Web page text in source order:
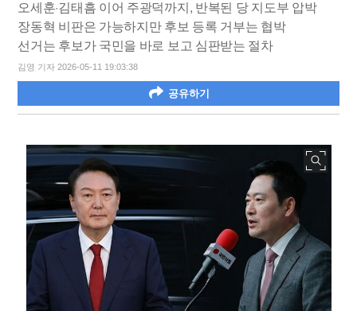
오세훈·김태흠 이어 주광덕까지, 반복된 당 지도부 압박
장동혁 비판은 가능하지만 후보 등록 거부는 협박
선거는 후보가 국민을 바로 보고 심판받는 절차
김영 기자 2026-05-11 19:03:38
공유하기